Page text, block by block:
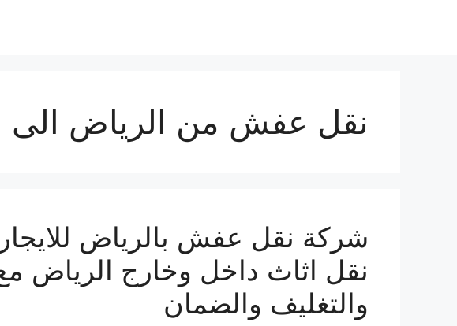
نقل عفش من الرياض الى
نقل اثاث داخل وخارج الرياض
والتغليف والضمان